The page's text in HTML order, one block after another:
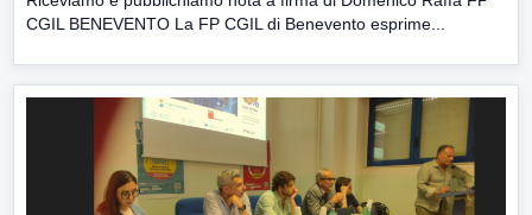
CGIL BENEVENTO La FP CGIL di Benevento esprime...